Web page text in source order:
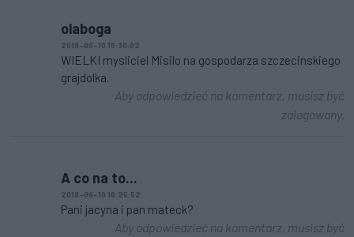
olaboga
2019-06-10 16:30:02
WIELKI mysliciel Misilo na gospodarza szczecinskiego
grajdolka.
Aby odpowiedzieć na komentarz, musisz być
zalogowany.
A co na to...
2019-06-10 16:25:52
Pani jacyna i pan mateck?
Aby odpowiedzieć na komentarz, musisz być